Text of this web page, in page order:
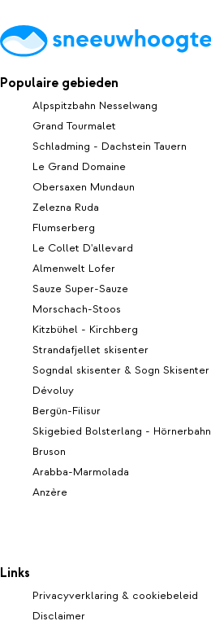
Populaire gebieden
Alpspitzbahn Nesselwang
Grand Tourmalet
Schladming - Dachstein Tauern
Le Grand Domaine
Obersaxen Mundaun
Zelezna Ruda
Flumserberg
Le Collet D'allevard
Almenwelt Lofer
Sauze Super-Sauze
Morschach-Stoos
Kitzbühel - Kirchberg
Strandafjellet skisenter
Sogndal skisenter & Sogn Skisenter
Dévoluy
Bergün-Filisur
Skigebied Bolsterlang - Hörnerbahn
Bruson
Arabba-Marmolada
Anzère
Links
Privacyverklaring & cookiebeleid
Disclaimer